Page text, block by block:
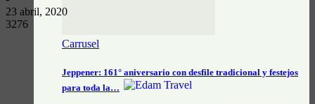
Carrusel
Jeppener: 161° aniversario con desfile tradicional y festejos
para toda la…
23 abril, 2020
3276